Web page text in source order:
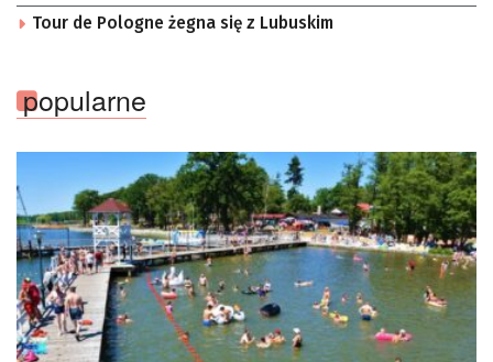
Tour de Pologne żegna się z Lubuskim
popularne